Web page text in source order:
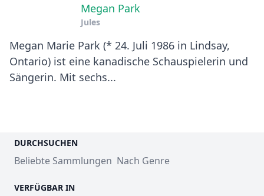
Megan Park
Jules
Megan Marie Park (* 24. Juli 1986 in Lindsay,
Ontario) ist eine kanadische Schauspielerin und
Sängerin. Mit sechs...
DURCHSUCHEN
Beliebte Sammlungen Nach Genre
VERFÜGBAR IN